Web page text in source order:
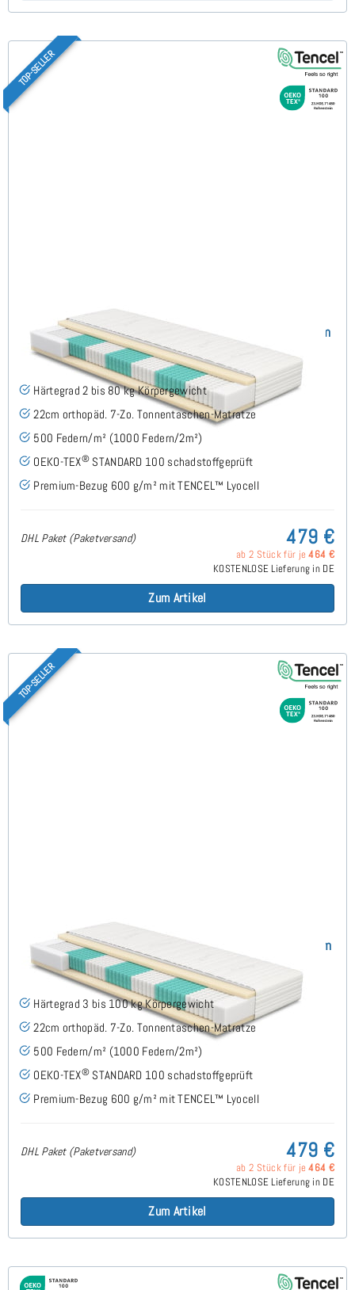
TOP-SELLER
SERA H2 (TENCEL™ Lyocell) TTFK-Matratze 140x190 cm
Härtegrad 2 bis 80 kg Körpergewicht
22cm orthopäd. 7-Zo. Tonnentaschen-Matratze
500 Federn/m² (1000 Federn/2m²)
OEKO-TEX® STANDARD 100 schadstoffgeprüft
Premium-Bezug 600 g/m² mit TENCEL™ Lyocell
DHL Paket (Paketversand) 479 €
ab 2 Stück für je464 €
KOSTENLOSE Lieferung in DE
Zum Artikel
TOP-SELLER
SERA H3 (TENCEL™ Lyocell) TTFK-Matratze 140x190 cm
Härtegrad 3 bis 100 kg Körpergewicht
22cm orthopäd. 7-Zo. Tonnentaschen-Matratze
500 Federn/m² (1000 Federn/2m²)
OEKO-TEX® STANDARD 100 schadstoffgeprüft
Premium-Bezug 600 g/m² mit TENCEL™ Lyocell
DHL Paket (Paketversand) 479 €
ab 2 Stück für je464 €
KOSTENLOSE Lieferung in DE
Zum Artikel